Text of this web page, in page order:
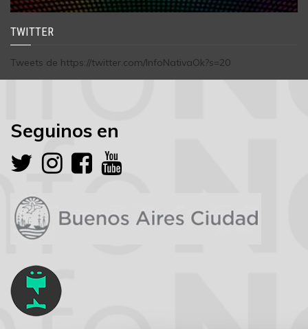
TWITTER
Tweets de https://twitter.com/InfoNativaOk?s=20
Seguinos en